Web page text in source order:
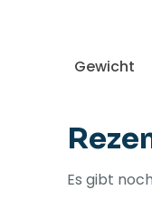
Gewicht
Es gibt